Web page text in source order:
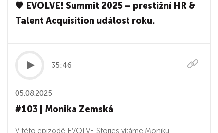
🧡 EVOLVE! Summit 2025 – prestižní HR &
Talent Acquisition událost roku.
35:46
05.08.2025
#103 | Monika Zemská
V této epizodě EVOLVE Stories vítáme Moniku